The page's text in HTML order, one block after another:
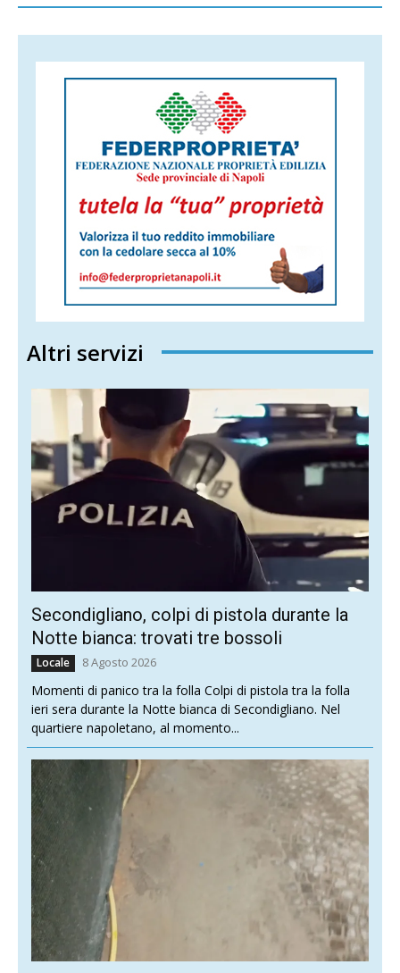
Altri servizi
Secondigliano, colpi di pistola durante la
Notte bianca: trovati tre bossoli
Locale 8 Agosto 2026
Momenti di panico tra la folla Colpi di pistola tra la folla
ieri sera durante la Notte bianca di Secondigliano. Nel
quartiere napoletano, al momento...